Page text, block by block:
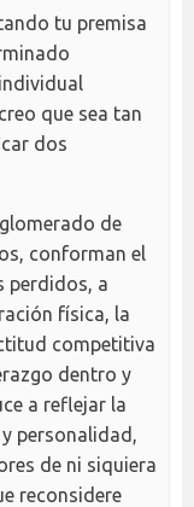
tu premisa
que sea tan
dos
de
conforman el
perdidos, a
física, la
competitiva
dentro y
a reflejar la
personalidad,
de ni siquiera
reconsidere